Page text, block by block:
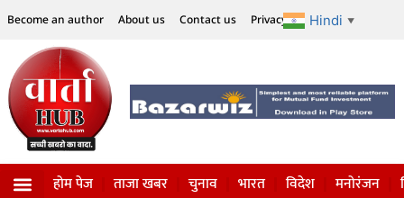
Become an author About us Contact us Privacy Policy Disclaimer
Hindi ▼
होम पेज ताजा खबर चुनाव भारत विदेश मनोरंजन